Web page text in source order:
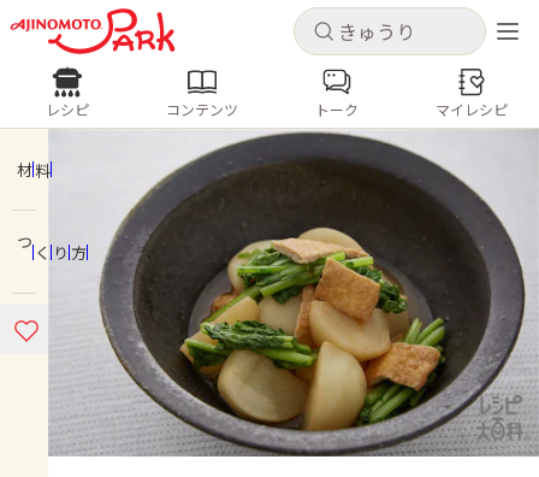
キャンセル
ログインするとレシピを保存できます
ログイン 新規登録
ホーム
コンテンツ
レシピ
キャンセル
レシピ コンテンツ
人気の食材・レシピ
きゅうり なす トマト
とうもろこし
ピーマン
みょうが ゴーヤ
レシピ コンテンツ トーク マイレシピ
材料
つくり方